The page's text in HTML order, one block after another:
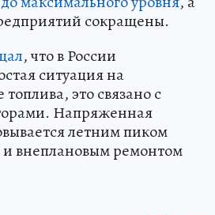
сокращены.
, что в России
ситуация на
это связано с
Напряженная
летним пиком
и внеплановым ремонтом